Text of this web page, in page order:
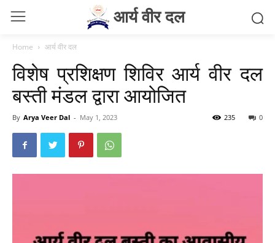
आर्य वीर दल
Home आर्य वीर दल
विशेष प्रशिक्षण शिविर आर्य वीर दल
बस्ती मंडल द्वारा आयोजित
By Arya Veer Dal - May 1, 2023 0
235